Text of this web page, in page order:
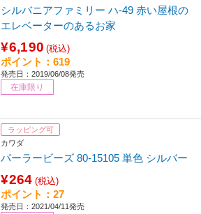
シルバニアファミリー ハ-49 赤い屋根の
エレベーターのあるお家
¥6,190 (税込)
ポイント：619
発売日：2019/06/08発売
在庫限り
ラッピング可
カワダ
パーラービーズ 80-15105 単色 シルバー
¥264 (税込)
ポイント：27
発売日：2021/04/11発売